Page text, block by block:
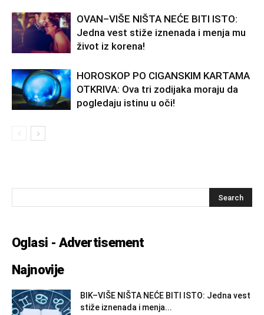
OVAN–VIŠE NIŠTA NEĆE BITI ISTO:
Jedna vest stiže iznenada i menja mu
život iz korena!
HOROSKOP PO CIGANSKIM KARTAMA
OTKRIVA: Ova tri zodijaka moraju da
pogledaju istinu u oči!
Oglasi - Advertisement
Najnovije
BIK–VIŠE NIŠTA NEĆE BITI ISTO: Jedna vest
stiže iznenada i menja...